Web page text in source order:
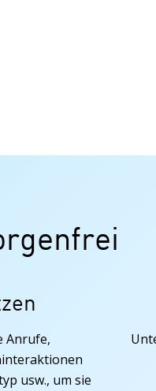
Anrufe,
usw., um sie